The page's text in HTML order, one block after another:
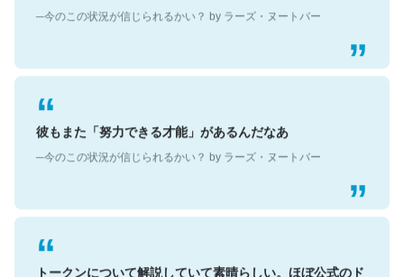
─今のこの状況が信じられるかい？ by ラーズ・ヌートバー
彼もまた「努力できる才能」があるんだなあ
─今のこの状況が信じられるかい？ by ラーズ・ヌートバー
トークンについて解説していて素晴らしい。ほぼ公式のド